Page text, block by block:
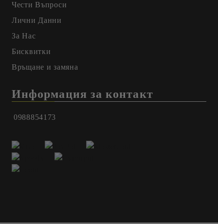
Чести Въпроси
Лични Данни
За Нас
Бисквитки
Връщане и замяна
Информация за контакт
0988854173